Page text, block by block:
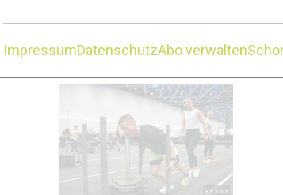
ImpressumDatenschutzAbo verwalten